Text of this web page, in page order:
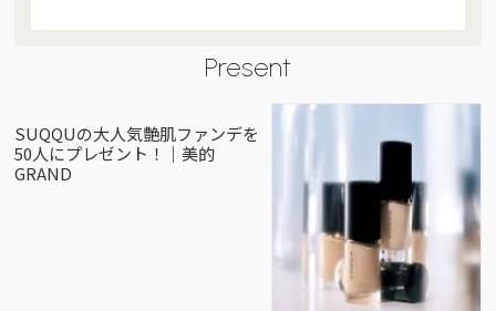
Present
SUQQUの大人気艶肌ファンデを
50人にプレゼント！｜美的
GRAND